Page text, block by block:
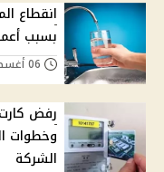
بسبب
رفض
وخطوات
الشركة